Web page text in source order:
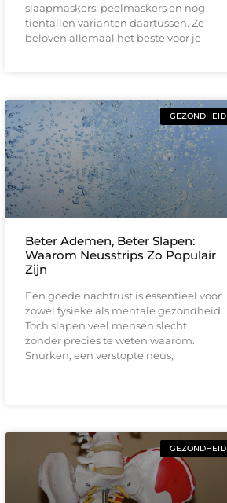
slaapmaskers, peelmaskers en nog
tientallen varianten daartussen. Ze
beloven allemaal het beste voor je
GEZONDHEID
Beter Ademen, Beter Slapen:
Waarom Neusstrips Zo Populair
Zijn
Een goede nachtrust is essentieel voor
zowel fysieke als mentale gezondheid.
Toch slapen veel mensen slecht
zonder precies te weten waarom.
Snurken, een verstopte neus,
GEZONDHEID